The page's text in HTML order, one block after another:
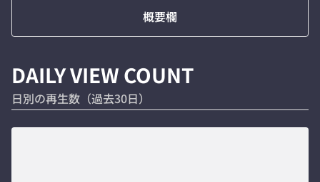
概要欄
DAILY VIEW COUNT
日別の再生数（過去30日）